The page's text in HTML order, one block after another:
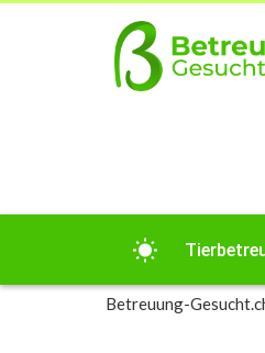
wb_sunny
Betreuung-